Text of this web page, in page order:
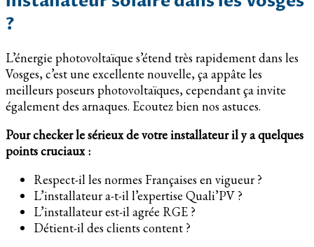
?
L’énergie photovoltaïque s’étend très rapidement dans les
Vosges, c’est une excellente nouvelle, ça appâte les
meilleurs poseurs photovoltaïques, cependant ça invite
également des arnaques. Ecoutez bien nos astuces.
Pour checker le sérieux de votre installateur il y a quelques
points cruciaux :
Respect-il les normes Françaises en vigueur ?
L’installateur a-t-il l’expertise Quali’PV ?
L’installateur est-il agrée RGE ?
Détient-il des clients content ?